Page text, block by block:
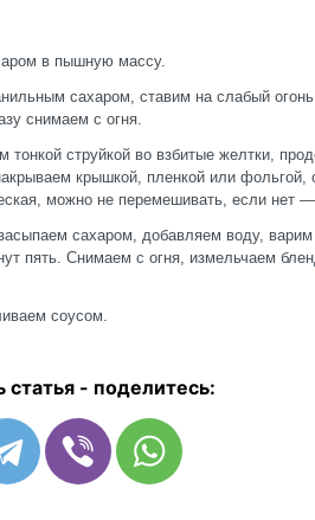
в пышную массу.
сахаром, ставим на слабый
снимаем с огня.
тонкой струйкой во взбитые желтки,
крышкой, пленкой или фольгой,
можно не перемешивать, если нет
сахаром, добавляем воду,
пять. Снимаем с огня, измельчаем
соусом.
статья - поделитесь: